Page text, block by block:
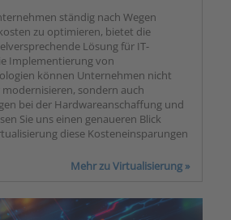
ständig nach Wegen
zu optimieren, bietet die
Lösung für IT-
Implementierung von
können Unternehmen nicht
sondern auch
bei der Hardwareanschaffung und
Sie uns einen genaueren Blick
diese Kosteneinsparungen
Mehr zu Virtualisierung »